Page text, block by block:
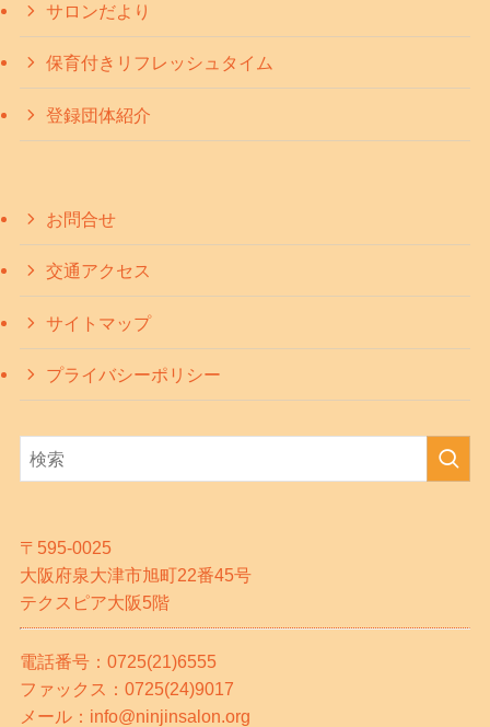
サロンだより
保育付きリフレッシュタイム
登録団体紹介
お問合せ
交通アクセス
サイトマップ
プライバシーポリシー
〒595-0025
大阪府泉大津市旭町22番45号
テクスピア大阪5階
電話番号：0725(21)6555
ファックス：0725(24)9017
メール：info@ninjinsalon.org